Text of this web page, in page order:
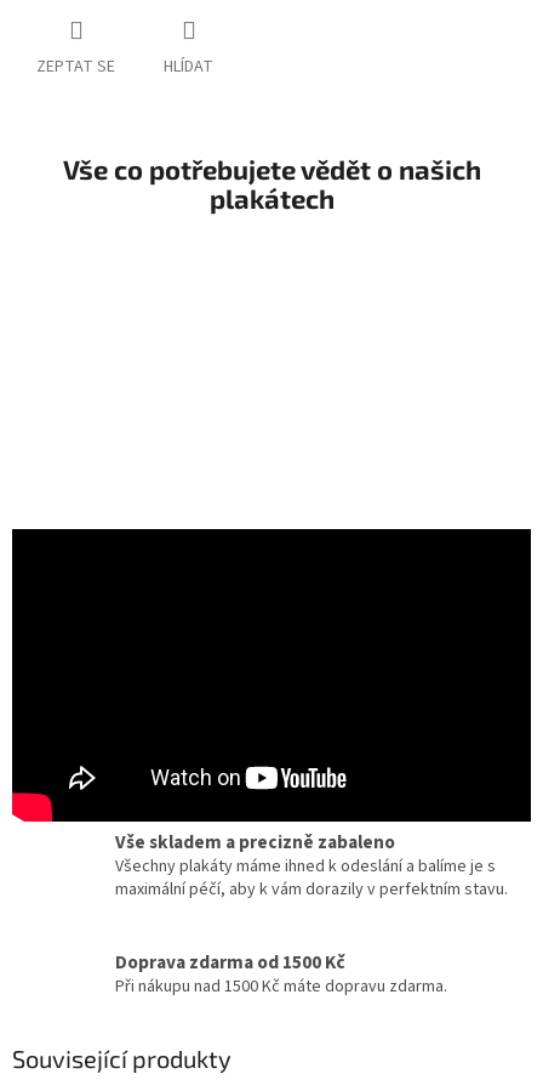
ZEPTAT SE HLÍDAT
Vše co potřebujete vědět o našich
plakátech
kinematografie a designu.
Vše skladem a precizně zabaleno
Všechny plakáty máme ihned k odeslání a balíme je s
maximální péčí, aby k vám dorazily v perfektním stavu.
Doprava zdarma od 1500 Kč
Při nákupu nad 1500 Kč máte dopravu zdarma.
Související produkty